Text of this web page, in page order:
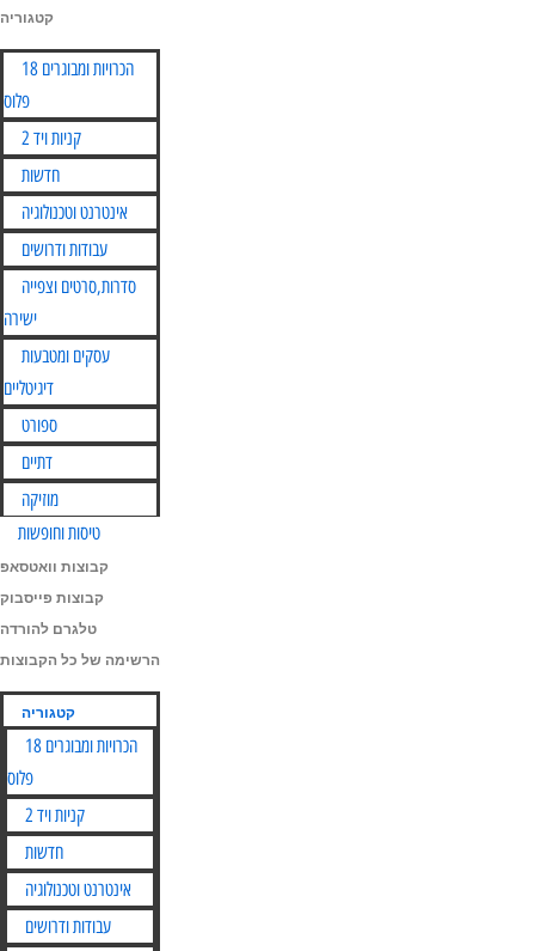
Skip
to
content
קטגוריה
הכרויות ומבוגרים 18
פלוס
קניות ויד 2
חדשות
אינטרנט וטכנולוגיה
עבודות ודרושים
סדרות,סרטים וצפייה
ישירה
עסקים ומטבעות
דיגיטליים
ספורט
דתיים
מוזיקה
טיסות וחופשות
קבוצות וואטסאפ
קבוצות פייסבוק
טלגרם להורדה
הרשימה של כל הקבוצות
קטגוריה
הכרויות ומבוגרים 18
פלוס
קניות ויד 2
חדשות
אינטרנט וטכנולוגיה
עבודות ודרושים